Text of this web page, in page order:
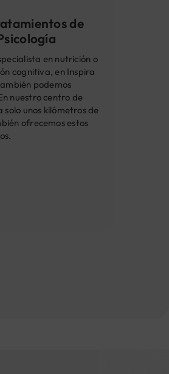
de
en nutrición o
cognitiva, en Inspira
podemos
nuestro centro de
solo unos kilómetros de
ofrecemos estos